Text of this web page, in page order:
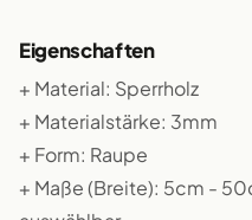
Eigenschaften
+ Material: Sperrholz
+ Materialstärke: 3mm
+ Form: Raupe
+ Maße (Breite): 5cm -